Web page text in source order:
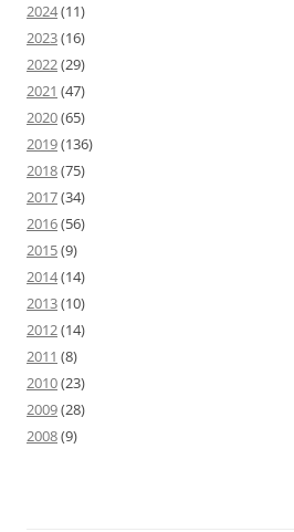
2024(11)
2023(16)
2022(29)
2021 (47)
2020(65)
2019(136)
2018(75)
2017(34)
2016(56)
2015(9)
2014(14)
2013(10)
2012(14)
2011 (8)
2010(23)
2009(28)
2008(9)